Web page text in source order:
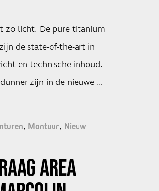
zo licht. De pure titanium
de state-of-the-art in
en technische inhoud.
zijn in de nieuwe …
Montuur Nieuw
AREA